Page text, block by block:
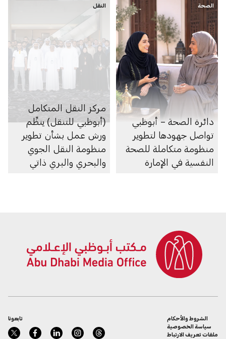
الصحة
دائرة الصحة – أبوظبي
تواصل جهودها لتطوير
منظومة متكاملة للصحة
النفسية في الإمارة
النقل
مركز النقل المتكامل
(أبوظبي للتنقل) ينظِّم
ورش عمل بشأن تطوير
منظومة النقل الجوي
والبحري والبري ذاتي
تابعونا
الشروط والأحكام
سياسة الخصوصية
ملفات تعريف الارتباط